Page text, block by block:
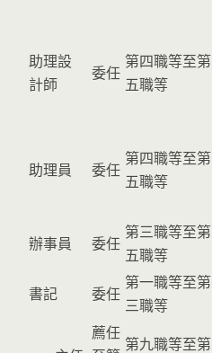
助理設
計師
委任
第四職等至第
五職等
助理員 委任
第四職等至第
五職等
辦事員
委任
第三職等至第
五職等
書記
委任
第一職等至第
三職等
薦任
第九職等至第